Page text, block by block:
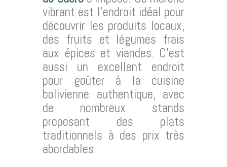
vibrant est l’endroit idéal pour
découvrir les produits locaux,
des fruits et légumes frais
aux épices et viandes. C’est
aussi un excellent endroit
pour goûter à la cuisine
bolivienne authentique, avec
de nombreux stands
proposant des plats
traditionnels à des prix très
abordables.